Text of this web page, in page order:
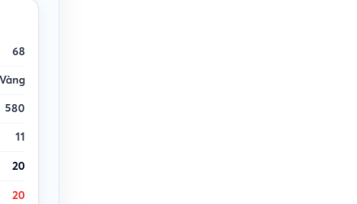
68
Vàng
580
11
20
20